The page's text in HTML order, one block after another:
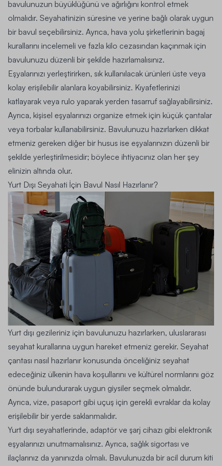
bavulunuzun büyüklüğünü ve ağırlığını kontrol etmek
olmalıdır. Seyahatinizin süresine ve yerine bağlı olarak uygun
bir bavul seçebilirsiniz. Ayrıca, hava yolu şirketlerinin bagaj
kurallarını incelemeli ve fazla kilo cezasından kaçınmak için
bavulunuzu düzenli bir şekilde hazırlamalısınız.
Eşyalarınızı yerleştirirken, sık kullanılacak ürünleri üste veya
kolay erişilebilir alanlara koyabilirsiniz. Kıyafetlerinizi
katlayarak veya rulo yaparak yerden tasarruf sağlayabilirsiniz.
Ayrıca, kişisel eşyalarınızı organize etmek için küçük çantalar
veya torbalar kullanabilirsiniz. Bavulunuzu hazırlarken dikkat
etmeniz gereken diğer bir husus ise eşyalarınızın düzenli bir
şekilde yerleştirilmesidir; böylece ihtiyacınız olan her şey
elinizin altında olur.
Yurt Dışı Seyahati İçin Bavul Nasıl Hazırlanır?
Yurt dışı gezileriniz için bavulunuzu hazırlarken, uluslararası
seyahat kurallarına uygun hareket etmeniz gerekir. Seyahat
çantası nasıl hazırlanır konusunda önceliğiniz seyahat
edeceğiniz ülkenin hava koşullarını ve kültürel normlarını göz
önünde bulundurarak uygun giysiler seçmek olmalıdır.
Ayrıca, vize, pasaport gibi uçuş için gerekli evraklar da kolay
erişilebilir bir yerde saklanmalıdır.
Yurt dışı seyahatlerinde, adaptör ve şarj cihazı gibi elektronik
eşyalarınızı unutmamalısınız. Ayrıca, sağlık sigortası ve
ilaçlarınız da yanınızda olmalı. Bavulunuzda bir acil durum kiti